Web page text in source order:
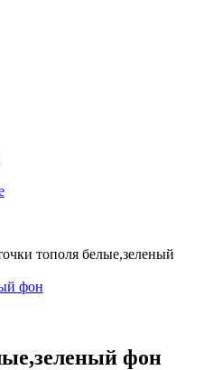
тополя белые,зеленый
фон